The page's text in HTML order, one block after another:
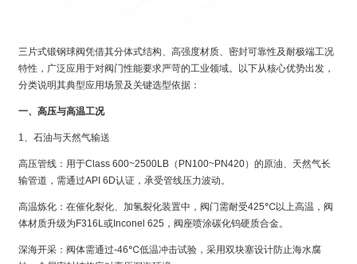
三片式锻钢球阀凭借其分体式结构、高强度材质、密封可靠性及耐极端工况
特性，广泛应用于对阀门性能要求严苛的工业领域。以下从核心优势出发，
分类说明其典型应用场景及关键选型依据：
一、高压与高温工况
1、石油与天然气输送
高压管线：用于Class 600~2500LB（PN100~PN420）的原油、天然气长
输管道，需通过API 6D认证，承受管线压力波动。
高温炼化：在催化裂化、加氢裂化装置中，阀门需耐受425℃以上高温，阀
体材质升级为F316L或Inconel 625，阀座喷涂碳化钨硬质合金。
深海开采：阀体需通过-46℃低温冲击试验，采用双块塞设计防止海水腐